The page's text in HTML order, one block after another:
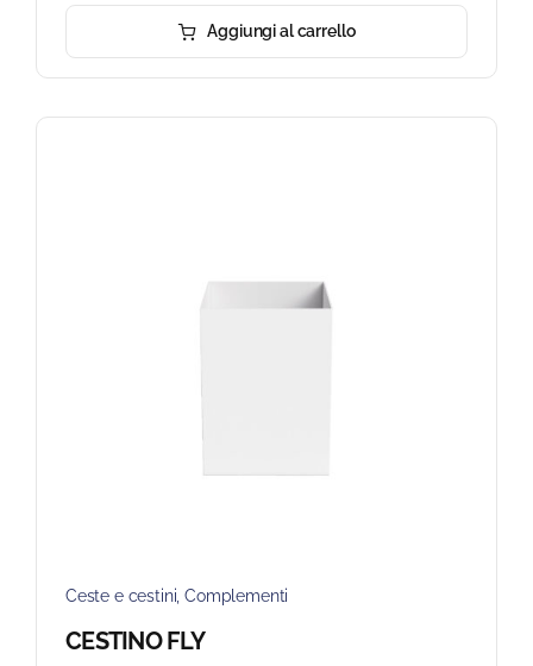
Aggiungi al carrello
Ceste e cestini ,Complementi
CESTINO FLY